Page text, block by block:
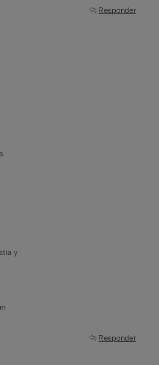
Responder
y
Responder